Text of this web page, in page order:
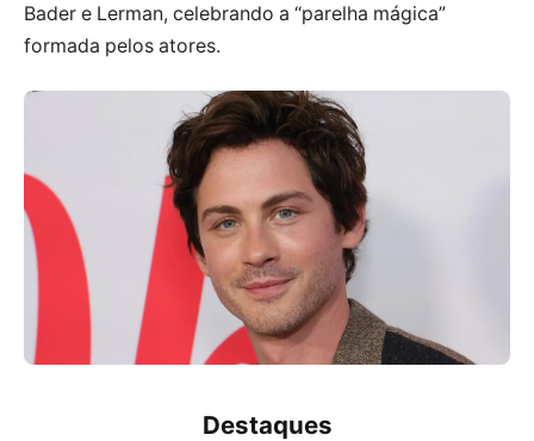
Bader e Lerman, celebrando a “parelha mágica”
formada pelos atores.
Destaques